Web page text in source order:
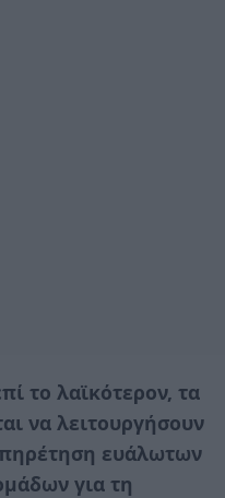
το λαϊκότερον, τα
να λειτουργήσουν
ευάλωτων
για τη